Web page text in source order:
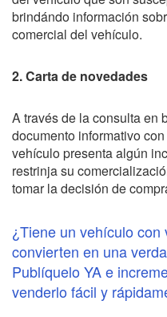
brindándo información
comercial del vehículo.
2. Carta de novedades
A través de la consulta en
documento informativo
vehículo presenta algún
restrinja su
tomar la decisión de
¿Tiene un vehículo
convierten en una
Publíquelo YA e
venderlo fácil y